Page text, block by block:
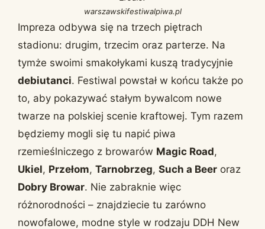
warszawskifestiwalpiwa.pl
Impreza odbywa się na trzech piętrach
stadionu: drugim, trzecim oraz parterze. Na
tymże swoimi smakołykami kuszą tradycyjnie
debiutanci. Festiwal powstał w końcu także po
to, aby pokazywać stałym bywalcom nowe
twarze na polskiej scenie kraftowej. Tym razem
będziemy mogli się tu napić piwa
rzemieślniczego z browarów Magic Road,
Ukiel, Przełom, Tarnobrzeg, Such a Beer oraz
Dobry Browar. Nie zabraknie więc
różnorodności – znajdziecie tu zarówno
nowofalowe, modne style w rodzaju DDH New